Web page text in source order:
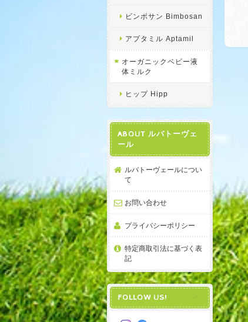
ビンボサン Bimbosan
アプタミル Aptamil
オーガニックベビー液
体ミルク
ヒップ Hipp
ABOUT ルバトーヴェ
ール
ルバトーヴェールについ
て
お問い合わせ
プライバシーポリシー
特定商取引法に基づく表
記
FOLLOW US!